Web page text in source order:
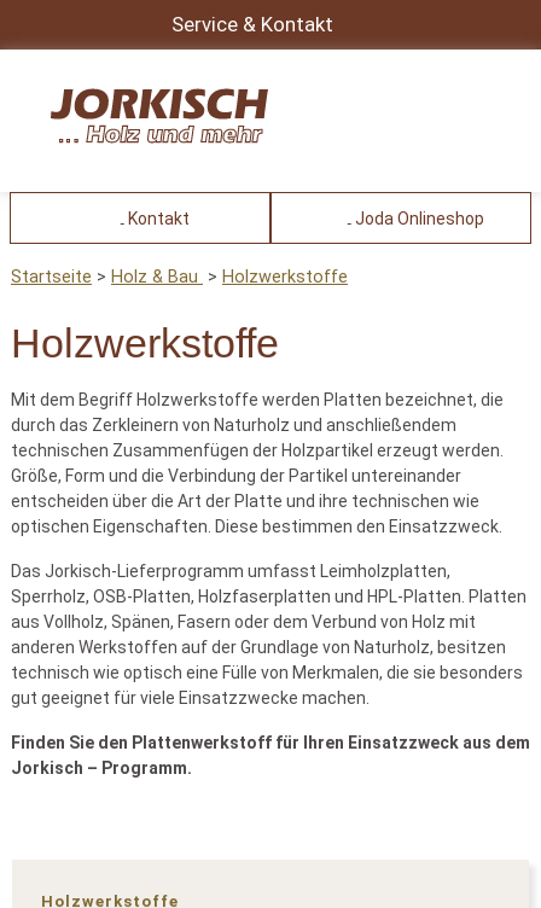
Service & Kontakt
Kontakt Joda Onlineshop
Startseite Holz & Bau Holzwerkstoffe
Holzwerkstoffe
Mit dem Begriff Holzwerkstoffe werden Platten bezeichnet, die
durch das Zerkleinern von Naturholz und anschließendem
technischen Zusammenfügen der Holzpartikel erzeugt werden.
Größe, Form und die Verbindung der Partikel untereinander
entscheiden über die Art der Platte und ihre technischen wie
optischen Eigenschaften. Diese bestimmen den Einsatzzweck.
Das Jorkisch-Lieferprogramm umfasst Leimholzplatten,
Sperrholz, OSB-Platten, Holzfaserplatten und HPL-Platten. Platten
aus Vollholz, Spänen, Fasern oder dem Verbund von Holz mit
anderen Werkstoffen auf der Grundlage von Naturholz, besitzen
technisch wie optisch eine Fülle von Merkmalen, die sie besonders
gut geeignet für viele Einsatzzwecke machen.
Finden Sie den Plattenwerkstoff für Ihren Einsatzzweck aus dem
Jorkisch – Programm.
Holzwerkstoffe